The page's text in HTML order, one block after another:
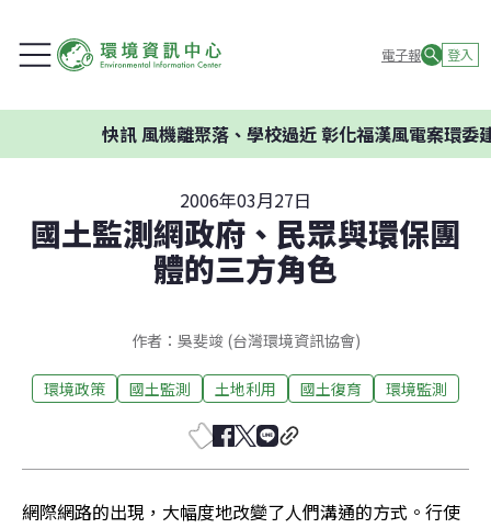
電子報 登入
快訊風機離聚落、學校過近 彰化福漢風電案環委建議
2006年03月27日
國土監測網政府、民眾與環保團
體的三方角色
作者：吳斐竣 (台灣環境資訊協會)
環境政策 國土監測 土地利用 國土復育 環境監測
網際網路的出現，大幅度地改變了人們溝通的方式。行使